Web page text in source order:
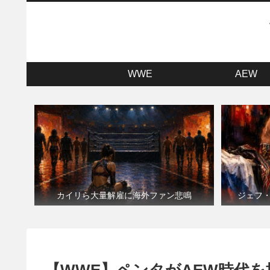
WWE AEW
カイリら大量解雇に海外ファン悲鳴 ジェフ